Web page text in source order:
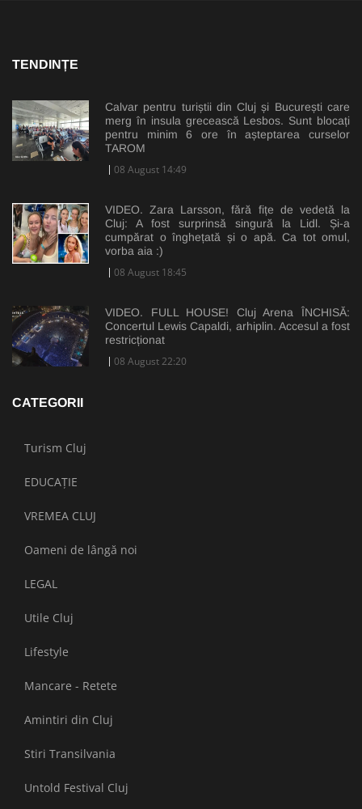
TENDINȚE
Calvar pentru turiștii din Cluj și București care
merg în insula grecească Lesbos. Sunt blocați
pentru minim 6 ore în așteptarea curselor
TAROM
08 August 14:49
VIDEO. Zara Larsson, fără fițe de vedetă la
Cluj: A fost surprinsă singură la Lidl. Și-a
cumpărat o înghețată și o apă. Ca tot omul,
vorba aia :)
08 August 18:45
VIDEO. FULL HOUSE! Cluj Arena ÎNCHISĂ:
Concertul Lewis Capaldi, arhiplin. Accesul a fost
restricționat
08 August 22:20
CATEGORII
Turism Cluj
EDUCAȚIE
VREMEA CLUJ
Oameni de lângă noi
LEGAL
Utile Cluj
Lifestyle
Mancare - Retete
Amintiri din Cluj
Stiri Transilvania
Untold Festival Cluj